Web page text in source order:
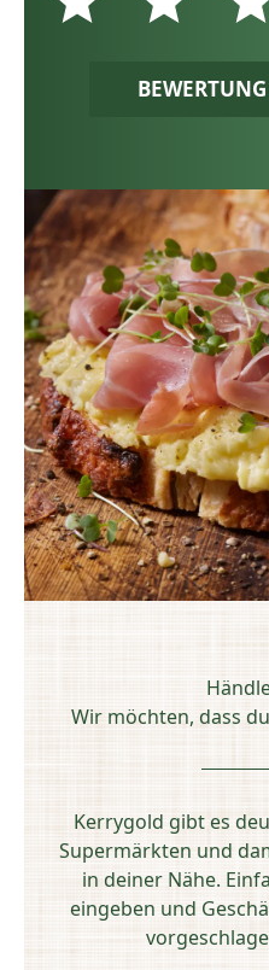
Wir möchten, dass
Kerrygold gibt es
Supermärkten und
in deiner Nähe.
eingeben und